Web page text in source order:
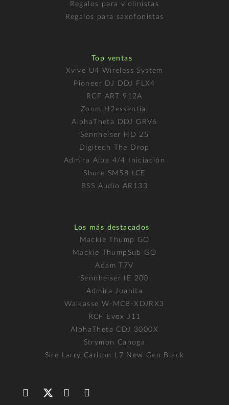
Regalos para violinistas
Regalos para saxofonistas
Top ventas
Xvive U4 Wireless System
Pioneer DJ DDJ FLX4
RCF ART 912A
Zoom H2essential
AlphaTheta DDJ GRV6
Sennheiser HD 25
Digitech The Drop
Admira Alba 4/4 Iniciación
Shure SM58 LCE
BSS Audio AR133
Los más destacados
Mackie Thump GO
Mackie ThumpSub GO
Adam T7V
Sennheiser IE 200
Admira Juanita
Walkasse W-MCB-XDJRX3
RCF Evox J11
AlphaTheta CDJ 3000X
Strymon Canoga
Sire Larry Carlton L7 New Gen Black